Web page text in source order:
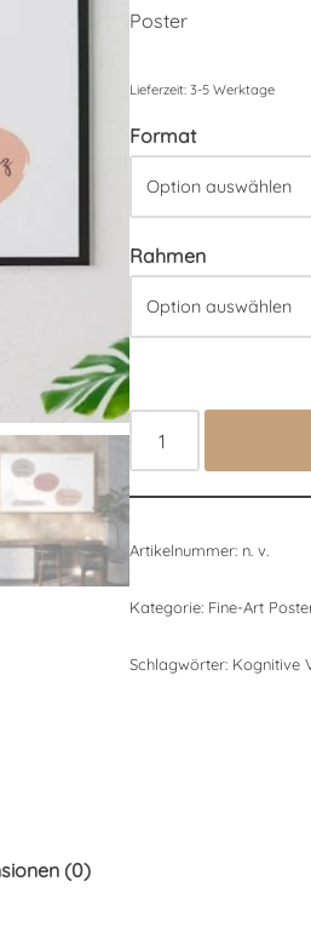
Poster
Lieferzeit: 3-5 Werktage
Format
Rahmen
Artikelnummer: n. v.
Kategorie: Fine-Art
Schlagwörter: Kognitive
(0)